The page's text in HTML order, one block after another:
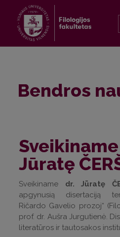
Bendros
Jūratę
Sveikiname dr. Jūratę
apgynusią disertaciją
Ričardo Gavelio prozoj“
prof. dr. Aušra Jurgutienė.
literatūros ir tautosakos